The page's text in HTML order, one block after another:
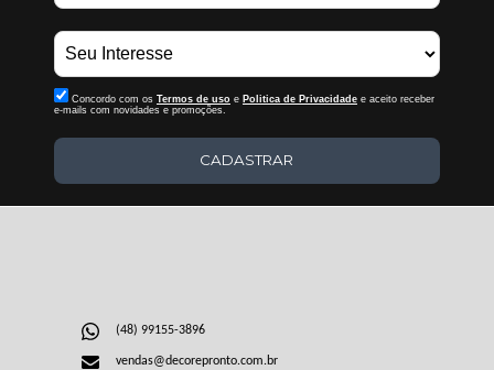
Concordo com os Termos de uso e Politica de Privacidadee aceito receber
e-mails com novidades e promoções.
CADASTRAR
(48) 99155-3896
vendas@decorepronto.com.br